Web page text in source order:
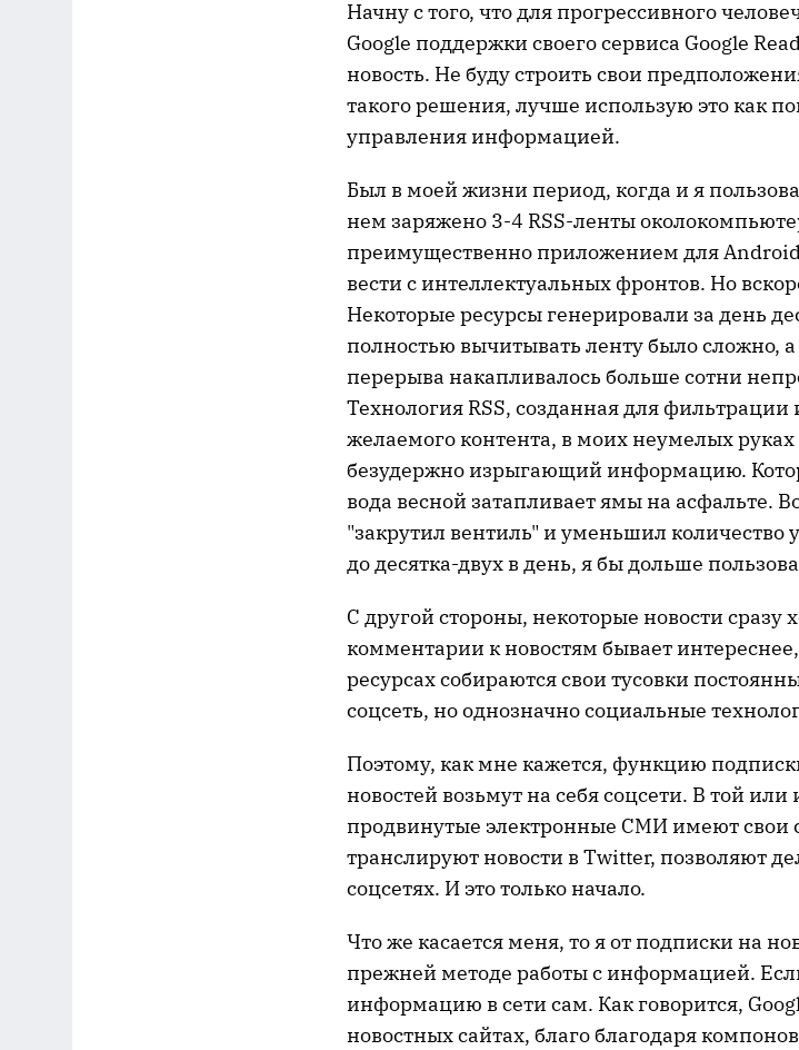
Начну с того, что для прогрессивного
Google поддержки своего сервиса Google
новость. Не буду строить свои
такого решения, лучше использую это как
управления информацией.
Был в моей жизни период, когда и я
нем заряжено 3-4 RSS-ленты
преимущественно приложением для
вести с интеллектуальных фронтов. Но
Некоторые ресурсы генерировали за день
полностью вычитывать ленту было сложно,
перерыва накапливалось больше сотни
Технология RSS, созданная для
желаемого контента, в моих неумелых
безудержно изрыгающий информацию.
вода весной затапливает ямы на асфальте.
"закрутил вентиль" и уменьшил
до десятка-двух в день, я бы дольше
С другой стороны, некоторые новости сразу
комментарии к новостям бывает
ресурсах собираются свои тусовки
соцсеть, но однозначно социальные
Поэтому, как мне кажется, функцию
новостей возьмут на себя соцсети. В той
продвинутые электронные СМИ имеют свои
транслируют новости в Twitter, позволяют
соцсетях. И это только начало.
Что же касается меня, то я от подписки на
прежней методе работы с информацией.
информацию в сети сам. Как говорится,
новостных сайтах, благо благодаря